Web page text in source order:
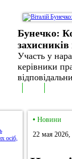
Бунечко:
захисників
Участь у
керівники
• Новини
22 мая 2026,